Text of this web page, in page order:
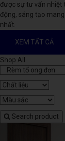
được sự tư vấn nhiệt
động, sáng tạo
nhất.
XEM TẤT CẢ
Shop All
Search product